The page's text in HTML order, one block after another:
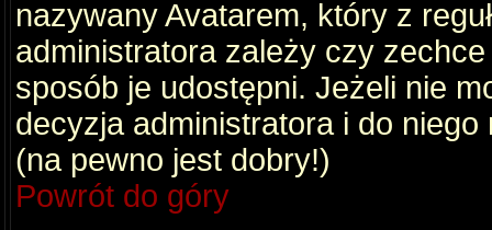
nazywany Avatarem, który z
administratora zależy czy
sposób je udostępni. Jeżeli nie
decyzja administratora i do
(na pewno jest dobry!)
Powrót do góry